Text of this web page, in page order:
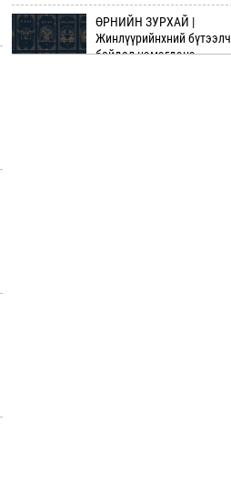
ӨРНИЙН ЗУРХАЙ |
Жинлүүрийнхний бүтээлч
байдал нэмэгдэнэ